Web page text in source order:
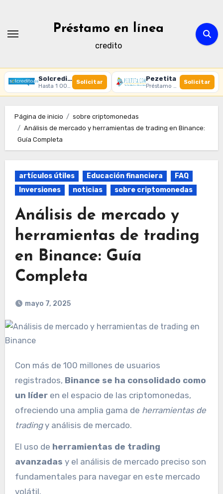
contenido
Préstamo en línea
credito
Solcredito
Hasta 1 000 € · 30 días · 100% online
Solicitar Pezetita
Préstamo online · Aprobación rápida
Solicitar
Página de inicio
sobre criptomonedas
Análisis de mercado y herramientas de trading en Binance:
Guía Completa
artículos útiles Educación financiera
FAQ
Inversiones
noticias sobre criptomonedas
Análisis de mercado y
herramientas de trading
en Binance: Guía
Completa
mayo 7, 2025
Con más de 100 millones de usuarios
registrados, Binance se ha consolidado como
un líderen el espacio de las criptomonedas,
ofreciendo una amplia gama de herramientas de
tradingy análisis de mercado.
El uso de herramientas de trading
avanzadas y el análisis de mercado preciso son
fundamentales para navegar en este mercado
volátil.